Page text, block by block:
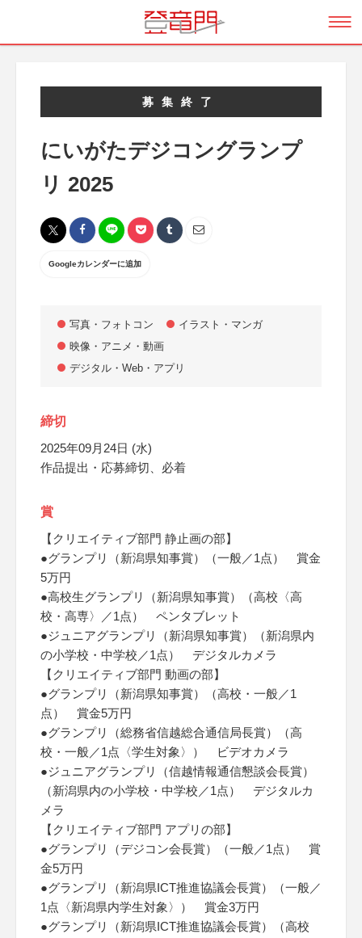
募集終了
にいがたデジコングランプ
リ 2025
Googleカレンダーに追加
写真・フォトコン
イラスト・マンガ
映像・アニメ・動画
デジタル・Web・アプリ
締切
2025年09月24日 (水)
作品提出・応募締切、必着
賞
【クリエイティブ部門 静止画の部】
●グランプリ（新潟県知事賞）（一般／1点） 賞金
5万円
●高校生グランプリ（新潟県知事賞）（高校〈高
校・高専〉／1点） ペンタブレット
●ジュニアグランプリ（新潟県知事賞）（新潟県内
の小学校・中学校／1点） デジタルカメラ
【クリエイティブ部門 動画の部】
●グランプリ（新潟県知事賞）（高校・一般／1
点） 賞金5万円
●グランプリ（総務省信越総合通信局長賞）（高
校・一般／1点〈学生対象〉） ビデオカメラ
●ジュニアグランプリ（信越情報通信懇談会長賞）
（新潟県内の小学校・中学校／1点） デジタルカ
メラ
【クリエイティブ部門 アプリの部】
●グランプリ（デジコン会長賞）（一般／1点） 賞
金5万円
●グランプリ（新潟県ICT推進協議会長賞）（一般／
1点〈新潟県内学生対象〉） 賞金3万円
●グランプリ（新潟県ICT推進協議会長賞）（高校